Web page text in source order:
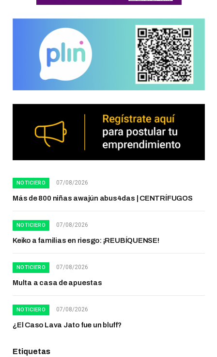
NOTICIERO 07/08/2026
Más de 800 niñas awajún abus4das | CENTRÍFUGOS
NOTICIERO 07/08/2026
Keiko a familias en riesgo: ¡REUBÍQUENSE!
NOTICIERO 07/08/2026
Multa a casa de apuestas
NOTICIERO 07/08/2026
¿El Caso Lava Jato fue un bluff?
Etiquetas